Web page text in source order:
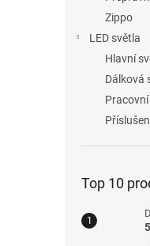
Zippo
LED světla
Hlavní
Dálková
Top 10